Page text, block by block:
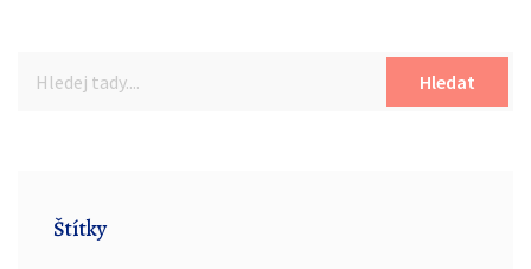
Hledat
Štítky